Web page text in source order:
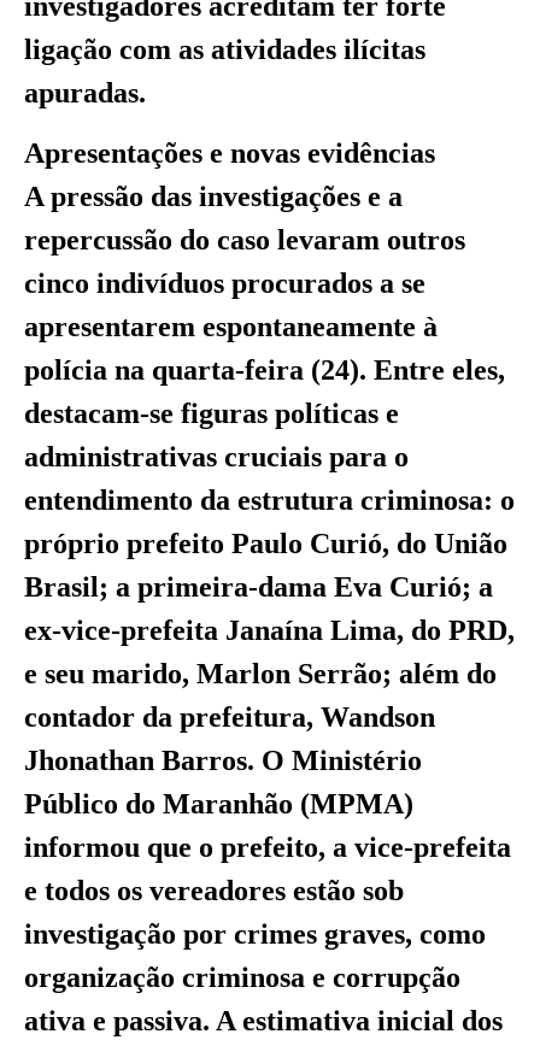
ligação com as atividades ilícitas
apuradas.
Apresentações e novas evidências
A pressão das investigações e a
repercussão do caso levaram outros
cinco indivíduos procurados a se
apresentarem espontaneamente à
polícia na quarta-feira (24). Entre eles,
destacam-se figuras políticas e
administrativas cruciais para o
entendimento da estrutura criminosa: o
próprio prefeito Paulo Curió, do União
Brasil; a primeira-dama Eva Curió; a
ex-vice-prefeita Janaína Lima, do PRD,
e seu marido, Marlon Serrão; além do
contador da prefeitura, Wandson
Jhonathan Barros. O Ministério
Público do Maranhão (MPMA)
informou que o prefeito, a vice-prefeita
e todos os vereadores estão sob
investigação por crimes graves, como
organização criminosa e corrupção
ativa e passiva. A estimativa inicial dos